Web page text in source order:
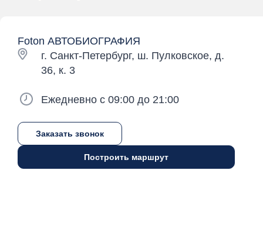
Foton АВТОБИОГРАФИЯ
г. Санкт-Петербург, ш. Пулковское, д.
36, к. 3
Ежедневно с 09:00 до 21:00
Заказать звонок
Построить маршрут